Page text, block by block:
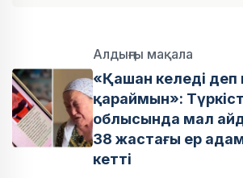
Алдыңғы мақала
«Қашан келеді
қараймын»:
облысында мал
38 жастағы ер
кетті